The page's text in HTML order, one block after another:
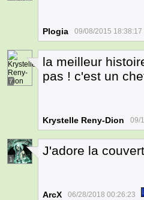
Plogia 09/08/2015 18:38:17
7
la meilleur
pas ! c'est un
Krystelle Reny-Dion 09/
1
J'adore la
ArcX 06/28/2018 00:26:23